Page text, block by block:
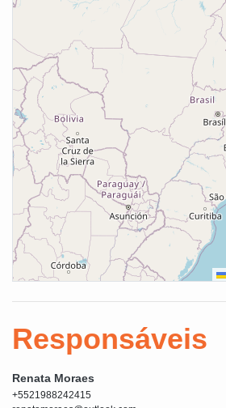
Responsáveis
Renata Moraes
+5521988242415